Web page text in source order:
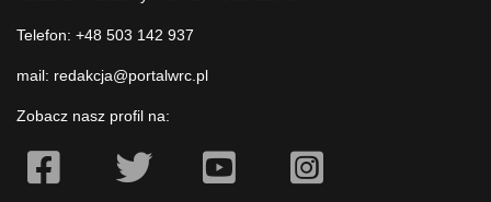
Telefon: +48 503 142 937
mail: redakcja@portalwrc.pl
Zobacz nasz profil na: